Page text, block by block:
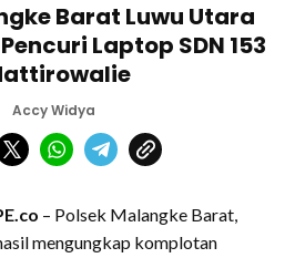
Barat Luwu Utara
Laptop SDN 153
Accy Widya
– Polsek Malangke Barat,
mengungkap komplotan